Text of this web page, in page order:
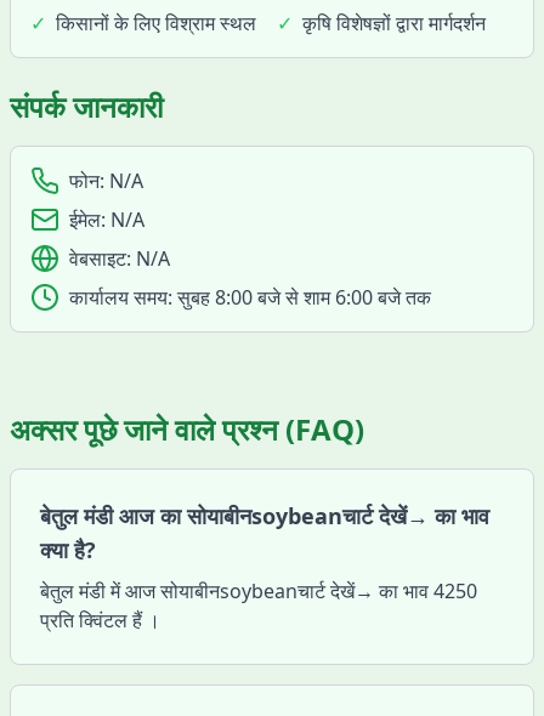
✓ किसानों के लिए विश्राम स्थल ✓ कृषि विशेषज्ञों द्वारा मार्गदर्शन
संपर्क जानकारी
फोन: N/A
ईमेल: N/A
वेबसाइट: N/A
कार्यालय समय:सुबह 8:00 बजे से शाम 6:00 बजे तक
अक्सर पूछे जाने वाले प्रश्न (FAQ)
बेतुल मंडी आज का सोयाबीनsoybeanचार्ट देखें→ का भाव
क्या है?
बेतुल मंडी में आज सोयाबीनsoybeanचार्ट देखें→ का भाव 4250
प्रति क्विंटल हैं ।